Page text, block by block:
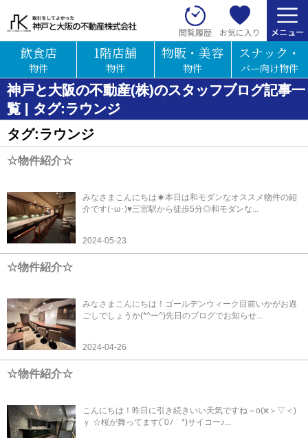
閲覧履歴 お気に入り
飲食店
物件
1階店舗
物件
物販・美容
物件
スナック・
バー向け物件
神戸と大阪の不動産(株)のスタッフブログ記事一
覧 | タグ:ラウンジ
タグ:ラウンジ
☆物件紹介☆
みなさまこんにちは☀本日は和モダンなオススメ物件の紹
介です(･ω･)♥三宮駅から徒歩5分◎和モダンな...
2024-05-23
☆物件紹介☆
みなさまこんにちは！ゴールデンウィーク目前いかがお過
ごしでしょうか(*^ー^)先日のブログでお知らせ...
2024-04-26
☆物件紹介☆
こんにちは！昨日に引き続きいい天気ですね～о(ж＞▽＜)
ｙ ☆桜が舞ってます(´0ﾉ｀*)サイコー♪...